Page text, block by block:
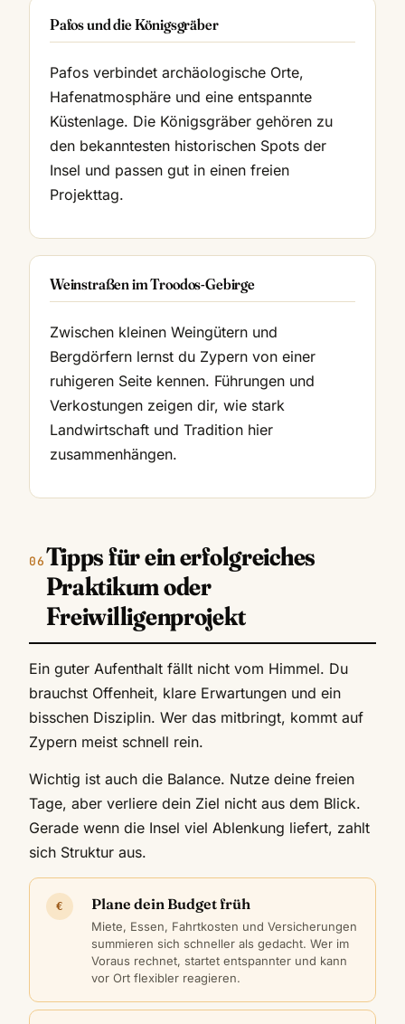
Pafos und die Königsgräber
Pafos verbindet archäologische Orte,
Hafenatmosphäre und eine entspannte
Küstenlage. Die Königsgräber gehören zu
den bekanntesten historischen Spots der
Insel und passen gut in einen freien
Projekttag.
Weinstraßen im Troodos-Gebirge
Zwischen kleinen Weingütern und
Bergdörfern lernst du Zypern von einer
ruhigeren Seite kennen. Führungen und
Verkostungen zeigen dir, wie stark
Landwirtschaft und Tradition hier
zusammenhängen.
Tipps für ein erfolgreiches
Praktikum oder
Freiwilligenprojekt
Ein guter Aufenthalt fällt nicht vom Himmel. Du
brauchst Offenheit, klare Erwartungen und ein
bisschen Disziplin. Wer das mitbringt, kommt auf
Zypern meist schnell rein.
Wichtig ist auch die Balance. Nutze deine freien
Tage, aber verliere dein Ziel nicht aus dem Blick.
Gerade wenn die Insel viel Ablenkung liefert, zahlt
sich Struktur aus.
€ Plane dein Budget früh
Miete, Essen, Fahrtkosten und Versicherungen
summieren sich schneller als gedacht. Wer im
Voraus rechnet, startet entspannter und kann
vor Ort flexibler reagieren.